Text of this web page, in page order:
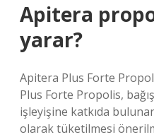
Apitera
yarar?
Apitera Plus Forte
Plus Forte Propolis,
işleyişine katkıda
olarak tüketilmesi